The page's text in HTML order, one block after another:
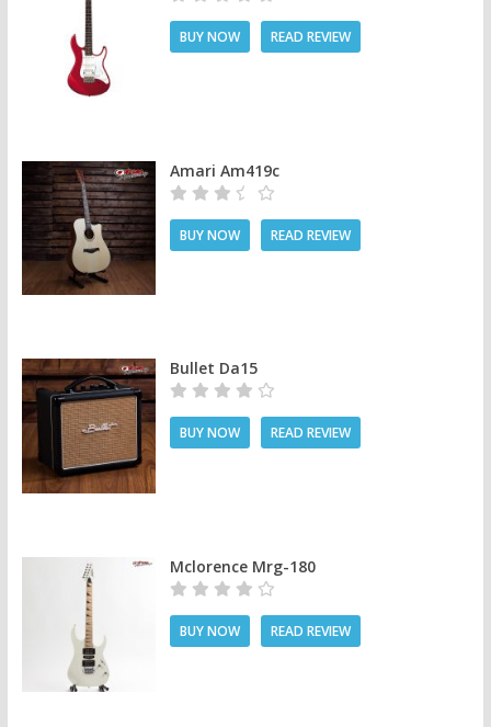
BUY NOW READ REVIEW
Amari Am419c
BUY NOW READ REVIEW
Bullet Da15
BUY NOW READ REVIEW
Mclorence Mrg-180
BUY NOW READ REVIEW